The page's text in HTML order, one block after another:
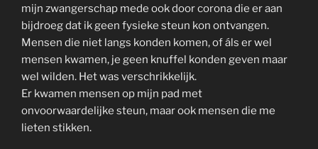
mijn zwangerschap mede ook door corona die er aan
bijdroeg dat ik geen fysieke steun kon ontvangen.
Mensen die niet langs konden komen, of áls er wel
mensen kwamen, je geen knuffel konden geven maar
wel wilden. Het was verschrikkelijk.
Er kwamen mensen op mijn pad met
onvoorwaardelijke steun, maar ook mensen die me
lieten stikken.